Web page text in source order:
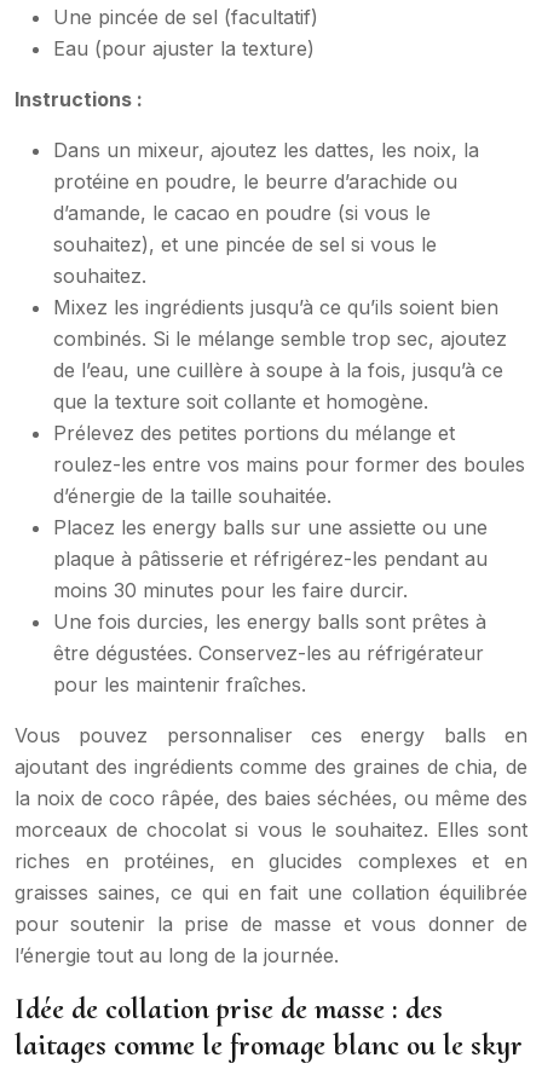
Une pincée de sel (facultatif)
Eau (pour ajuster la texture)
Instructions :
Dans un mixeur, ajoutez les dattes, les noix, la
protéine en poudre, le beurre d’arachide ou
d’amande, le cacao en poudre (si vous le
souhaitez), et une pincée de sel si vous le
souhaitez.
Mixez les ingrédients jusqu’à ce qu’ils soient bien
combinés. Si le mélange semble trop sec, ajoutez
de l’eau, une cuillère à soupe à la fois, jusqu’à ce
que la texture soit collante et homogène.
Prélevez des petites portions du mélange et
roulez-les entre vos mains pour former des boules
d’énergie de la taille souhaitée.
Placez les energy balls sur une assiette ou une
plaque à pâtisserie et réfrigérez-les pendant au
moins 30 minutes pour les faire durcir.
Une fois durcies, les energy balls sont prêtes à
être dégustées. Conservez-les au réfrigérateur
pour les maintenir fraîches.
Vous pouvez personnaliser ces energy balls en
ajoutant des ingrédients comme des graines de chia, de
la noix de coco râpée, des baies séchées, ou même des
morceaux de chocolat si vous le souhaitez. Elles sont
riches en protéines, en glucides complexes et en
graisses saines, ce qui en fait une collation équilibrée
pour soutenir la prise de masse et vous donner de
l’énergie tout au long de la journée.
Idée de collation prise de masse : des
laitages comme le fromage blanc ou le skyr